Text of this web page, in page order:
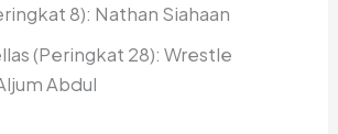
8): Nathan Siahaan
(Peringkat 28): Wrestle
Abdul